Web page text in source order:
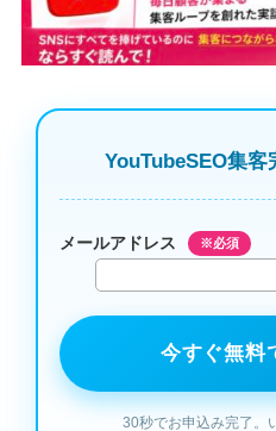
YouTubeSEO集客
メールアドレス ※必須